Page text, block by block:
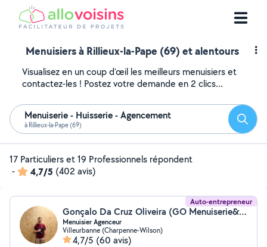
Menuisiers à Rillieux-la-Pape (69) et alentours
Visualisez en un coup d'œil les meilleurs menuisiers et
contactez-les ! Postez votre demande en 2 clics...
Menuiserie - Huisserie - Agencement
à Rillieux-la-Pape (69)
17 Particuliers et 19 Professionnels répondent
-
4,7/5 (402 avis)
Auto-entrepreneur
Gonçalo Da Cruz Oliveira (GO Menuiserie&Agencement)
Menuisier Agenceur
Villeurbanne (Charpenne-Wilson)
4,7/5 (60 avis)